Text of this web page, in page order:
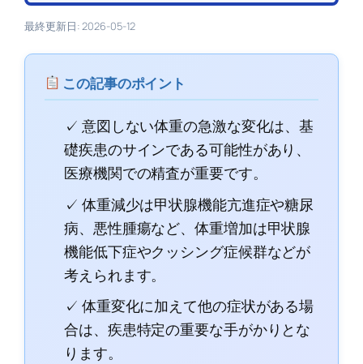
最終更新日: 2026-05-12
この記事のポイント
✓ 意図しない体重の急激な変化は、基
礎疾患のサインである可能性があり、
医療機関での精査が重要です。
✓ 体重減少は甲状腺機能亢進症や糖尿
病、悪性腫瘍など、体重増加は甲状腺
機能低下症やクッシング症候群などが
考えられます。
✓ 体重変化に加えて他の症状がある場
合は、疾患特定の重要な手がかりとな
ります。